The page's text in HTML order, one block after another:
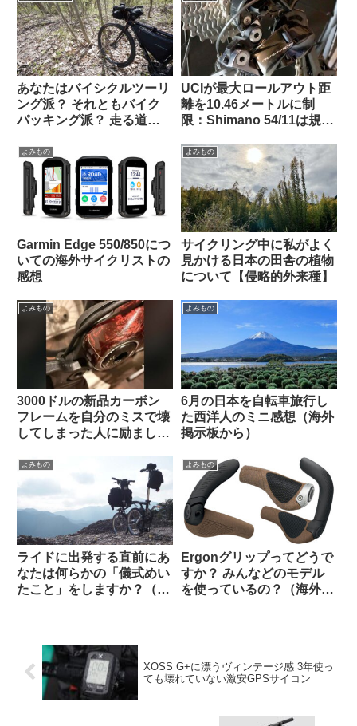
あなたはバイシクルツーリ
ング派？ それともバイク
パッキング派？ 走る道の
備を考える
UCIが最大ロールアウト距
離を10.46メートルに制
限：Shimano 54/11は規定
違反にーー海外掲示板での
意見を観察
よみもの
Garmin Edge 550/850につ
いての海外サイクリストの
感想
よみもの
サイクリング中に私がよく
見かける日本の田舎の植物
について【侵略的外来種】
よみもの
3000ドルの新品カーボン
フレームを自分のミスで壊
してしまった人に励ましの
板から）
よみもの
6月の日本を自転車旅行し
た西洋人のミニ感想（海外
掲示板から）
よみもの
ライドに出発する直前にあ
なたは何らかの「儀式めい
たこと」をしますか？（海
よみもの
Ergonグリップってどうで
すか？ みんなどのモデル
を使っているの？（海外掲
XOSS G+に漂うヴィンテージ感 3年使っ
ても壊れていない激安GPSサイコン